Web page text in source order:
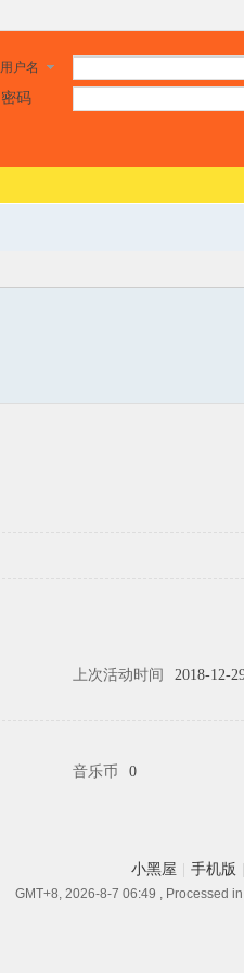
用户名
密码
上次活动时间
2018-12-
音乐币
0
小黑屋 手机版
GMT+8, 2026-8-7 06:49 , Processed